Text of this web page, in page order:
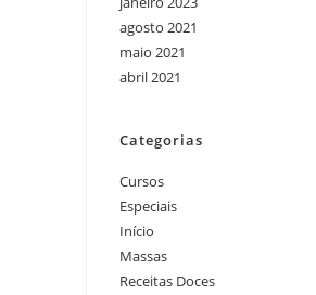
agosto 2021
maio 2021
abril 2021
Categorias
Cursos
Especiais
Início
Massas
Receitas Doces